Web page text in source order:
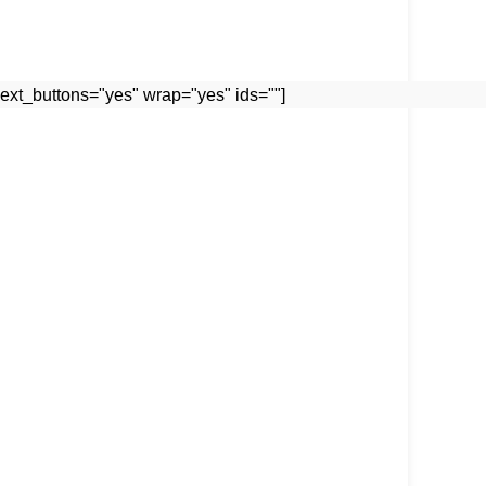
wrap="yes" ids=""]